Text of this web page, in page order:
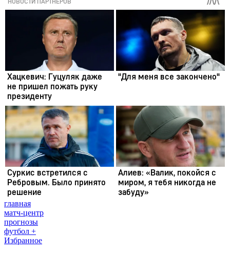
главная
матч-центр
прогнозы
футбол +
Избранное